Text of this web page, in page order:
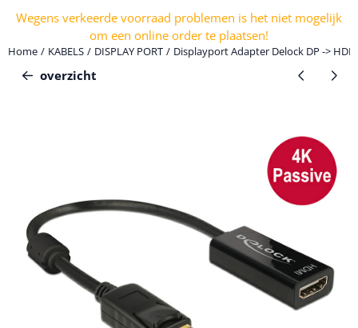
Wegens verkeerde voorraad problemen is het niet mogelijk
om een online order te plaatsen!
Home / KABELS / DISPLAY PORT / Displayport Adapter Delock DP ->
overzicht